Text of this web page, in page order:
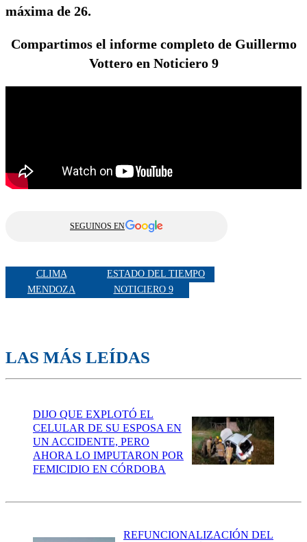
máxima de 26.
Compartimos el informe completo de Guillermo
Vottero en Noticiero 9
SEGUINOS EN
CLIMA
ESTADO DEL TIEMPO
MENDOZA
NOTICIERO 9
LAS MÁS LEÍDAS
DIJO QUE EXPLOTÓ EL
CELULAR DE SU ESPOSA EN
UN ACCIDENTE, PERO
AHORA LO IMPUTARON POR
FEMICIDIO EN CÓRDOBA
REFUNCIONALIZACIÓN DEL